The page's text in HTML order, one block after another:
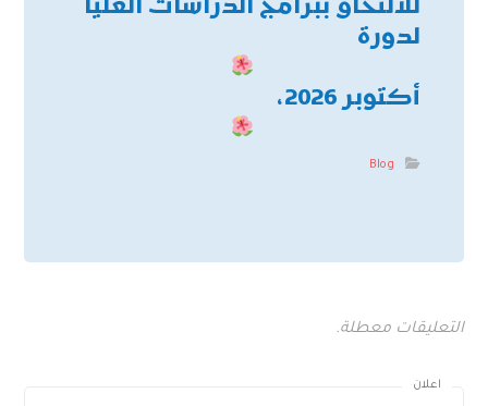
للالتحاق ببرامج الدراسات العليا
لدورة
أكتوبر 2026،
Blog
التعليقات معطلة.
اعلان